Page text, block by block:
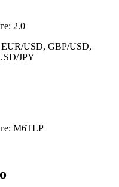
2.0
USD, GBP/USD,
JPY
M6TLP